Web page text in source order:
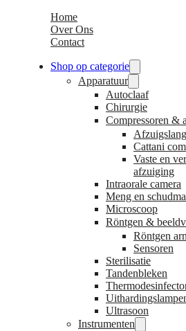
Home
Over Ons
Contact
Shop op categorie
Apparatuur
Autoclaaf
Chirurgie
Compressoren &
Cattani
Vaste en
afzuiging
Intraorale camera
Meng en
Microscoop
Röntgen &
Röntgen
Sensoren
Sterilisatie
Tandenbleken
Ultrasoon
Instrumenten